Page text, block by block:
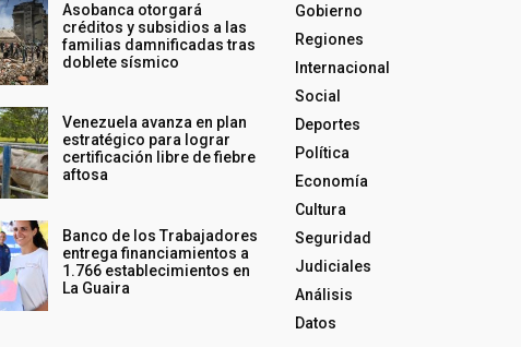
Asobanca otorgará
créditos y subsidios a las
familias damnificadas tras
doblete sísmico
Venezuela avanza en plan
estratégico para lograr
certificación libre de fiebre
aftosa
Banco de los Trabajadores
entrega financiamientos a
1.766 establecimientos en
La Guaira
Gobierno
Regiones
Internacional
Social
Deportes
Política
Economía
Cultura
Seguridad
Judiciales
Análisis
Datos